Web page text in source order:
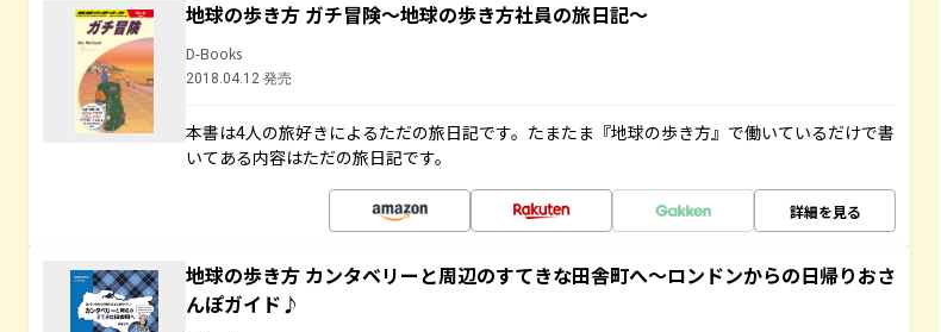
地球の歩き方 ガチ冒険～地球の歩き方社員の旅日記～
D-Books
2018.04.12 発売
本書は4人の旅好きによるただの旅日記です。たまたま『地球の歩き方』で働いているだけで書
いてある内容はただの旅日記です。
詳細を見る
地球の歩き方 カンタベリーと周辺のすてきな田舎町へ～ロンドンからの日帰りおさ
んぽガイド♪